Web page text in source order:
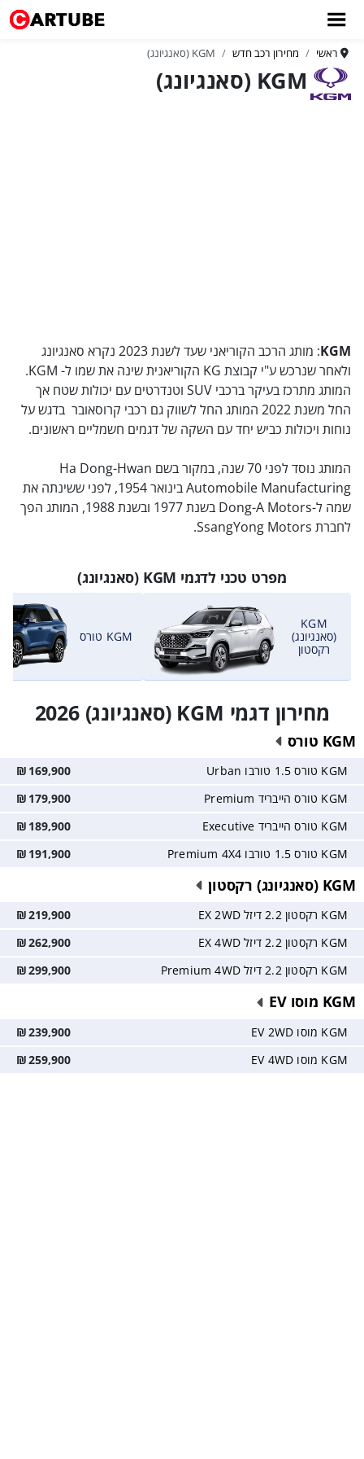
ראשי מחירון רכב חדש KGM (סאנגיונג)
KGM (סאנגיונג)
KGM
: מותג הרכב הקוריאני שעד לשנת 2023 נקרא סאנגיונג
ולאחר שנרכש ע"י קבוצת KG הקוריאנית שינה את שמו ל- KGM.
המותג מתרכז בעיקר ברכבי SUV וטנדרטים עם יכולות שטח אך
החל משנת 2022 המותג החל לשווק גם רכבי קרוסאובר בדגש על
נוחות ויכולות כביש יחד עם השקה של דגמים חשמליים ראשונים.
המותג נוסד לפני 70 שנה, במקור בשם Ha Dong-Hwan
Automobile Manufacturing בינואר 1954, לפני ששינתה את
שמה ל-Dong-A Motors בשנת 1977 ובשנת 1988, המותג הפך
לחברת SsangYong Motors.
מפרט טכני לדגמי KGM (סאנגיונג)
KGM
(סאנגיונג)
רקסטון
KGM טורס
מחירון דגמי KGM (סאנגיונג) 2026
KGM טורס
KGM טורס 1.5 טורבו Urban 169,900
₪
KGM טורס הייבריד Premium
179,900
₪
KGM טורס הייבריד Executive
189,900
₪
KGM טורס 1.5 טורבו Premium 4X4
191,900
₪
KGM (סאנגיונג) רקסטון
KGM רקסטון 2.2 דיזל EX 2WD 219,900
₪
KGM רקסטון 2.2 דיזל EX 4WD
262,900
₪
KGM רקסטון 2.2 דיזל Premium 4WD
299,900
₪
KGM מוסו EV
KGM מוסו EV 2WD 239,900
₪
KGM מוסו EV 4WD
259,900
₪